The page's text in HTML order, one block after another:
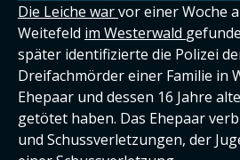
Die Leiche warvor einer Woche
Weitefeld im Westerwald
später identifizierte die Polizei
Dreifachmörder einer Familie in
Ehepaar und dessen 16 Jahre
getötet haben. Das Ehepaar
und Schussverletzungen, der